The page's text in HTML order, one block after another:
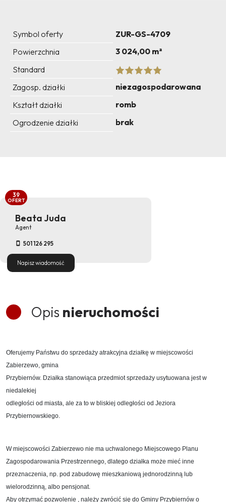
Symbol oferty
ZUR-GS-4709
Powierzchnia
3 024,00 m²
Standard
Zagosp. działki
niezagospodarowana
Kształt działki
romb
Ogrodzenie działki
brak
Beata Juda
Agent
501 126 295
Napisz wiadomość
39
OFERT
Opis nieruchomości
Oferujemy Państwu do sprzedaży atrakcyjna działkę w miejscowości
Zabierzewo, gmina
Przybiernów. Działka stanowiąca przedmiot sprzedaży usytuowana jest w
niedalekiej
odległości od miasta, ale za to w bliskiej odległości od Jeziora
Przybiernowskiego.
W miejscowości Zabierzewo nie ma uchwalonego Miejscowego Planu
Zagospodarowania Przestrzennego, dlatego działka może mieć inne
przeznaczenia, np. pod zabudowę mieszkaniową jednorodzinną lub
wielorodzinną, albo pensjonat.
Aby otrzymać pozwolenie , należy zwrócić się do Gminy Przybiernów o